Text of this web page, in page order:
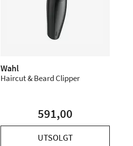
Wahl
Haircut & Beard Clipper
591,00
UTSOLGT